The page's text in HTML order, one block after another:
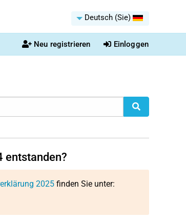
Deutsch (Sie)
Neu registrieren Einloggen
entstanden?
2025finden Sie unter: